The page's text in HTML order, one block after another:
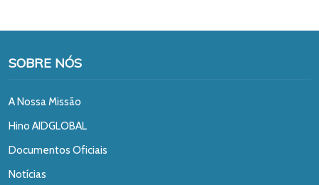
SOBRE NÓS
A Nossa Missão
Hino AIDGLOBAL
Documentos Oficiais
Notícias